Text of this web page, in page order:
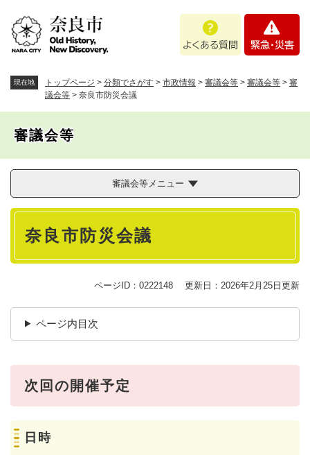
あ
問
・
現在地 トップページ > 分類でさがす > 市政情報 > 審議会等 > 審議会等 > 審
議会等 > 奈良市防災会議
審議会等
審議会等メニュー
本
奈良市防災会議
ページID：0222148 更新日：2026年2月25日更新
ページ内目次
次回の開催予定
日時